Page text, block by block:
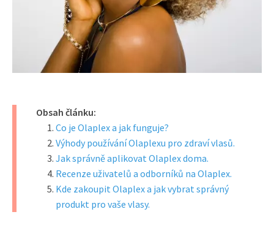
Obsah článku:
Co je Olaplex a jak funguje?
Výhody používání Olaplexu pro zdraví vlasů.
Jak správně aplikovat Olaplex doma.
Recenze uživatelů a odborníků na Olaplex.
Kde zakoupit Olaplex a jak vybrat správný
produkt pro vaše vlasy.